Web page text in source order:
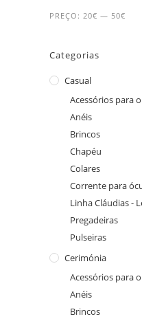
PREÇO: 20€ — 50€
Categorias
Casual
Acessórios para
Anéis
Brincos
Chapéu
Colares
Corrente para
Linha Cláudias -
Pregadeiras
Pulseiras
Cerimónia
Acessórios para
Anéis
Brincos